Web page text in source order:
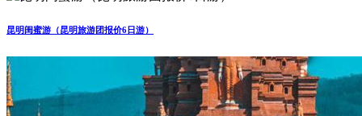
昆明闺蜜游（昆明旅游团报价6日游）